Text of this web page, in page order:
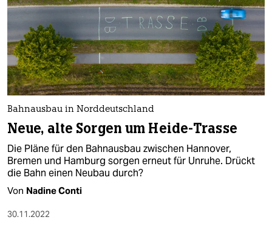
Bahnausbau in Norddeutschland
Neue, alte Sorgen um Heide-Trasse
Die Pläne für den Bahnausbau zwischen Hannover,
Bremen und Hamburg sorgen erneut für Unruhe. Drückt
die Bahn einen Neubau durch?
Von Nadine Conti
30.11.2022